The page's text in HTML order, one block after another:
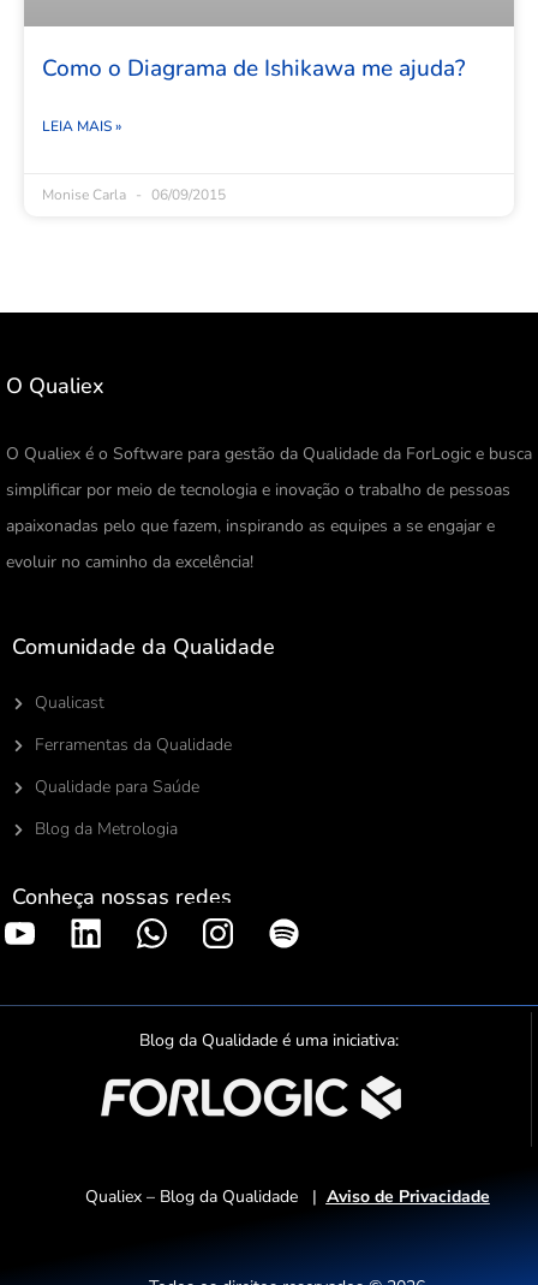
Como o Diagrama de Ishikawa me ajuda?
LEIA MAIS »
Monise Carla 06/09/2015
O Qualiex
O Qualiex é o Software para gestão da Qualidade da ForLogic e busca
simplificar por meio de tecnologia e inovação o trabalho de pessoas
apaixonadas pelo que fazem, inspirando as equipes a se engajar e
evoluir no caminho da excelência!
Comunidade da Qualidade
Qualicast
Ferramentas da Qualidade
Qualidade para Saúde
Blog da Metrologia
Conheça nossas redes
S
o
t
i
f
y
Blog da Qualidade é uma iniciativa:
Qualiex – Blog da Qualidade | Aviso de Privacidade